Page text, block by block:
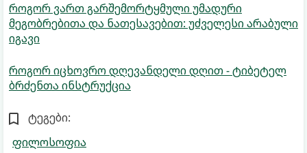
როგორ ვართ გარშემორტყმული უმადური
მეგობრებითა და ნათესავებით: უძველესი არაბული
იგავი
როგორ იცხოვრო დღევანდელი დღით - ტიბეტელ
ბრძენთა ინსტრუქცია
ტეგები:
ფილოსოფია